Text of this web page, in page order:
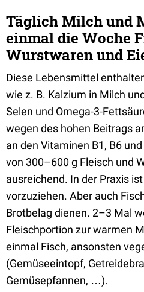
Täglich Milch und
einmal die Woche
Wurstwaren und
Diese Lebensmittel
wie z. B. Kalzium in Milch
Selen und Omega-3-
wegen des hohen Beitrags
an den Vitaminen B1, B6
von 300–600 g Fleisch und
ausreichend. In der Praxis
vorzuziehen. Aber auch
Brotbelag dienen. 2–3 Mal
Fleischportion zur warmen
einmal Fisch, ansonsten
(Gemüseeintopf,
Gemüsepfannen, …).